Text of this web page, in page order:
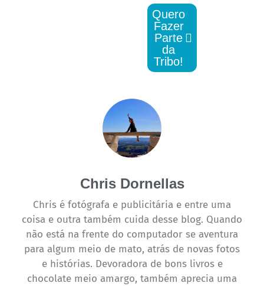
Quero
Fazer
Parte
da
Tribo!
Chris Dornellas
Chris é fotógrafa e publicitária e entre uma
coisa e outra também cuida desse blog. Quando
não está na frente do computador se aventura
para algum meio de mato, atrás de novas fotos
e histórias. Devoradora de bons livros e
chocolate meio amargo, também aprecia uma